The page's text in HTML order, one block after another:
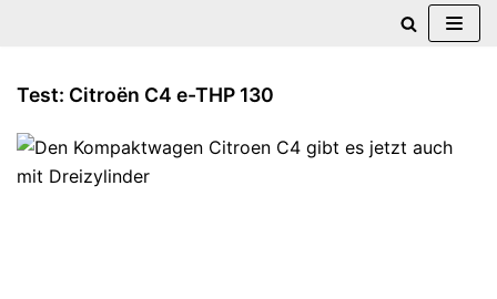
Inhalt
Test: Citroën C4 e-THP 130